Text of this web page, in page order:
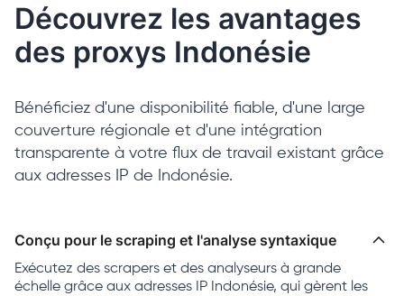
Découvrez les avantages
des proxys Indonésie
Bénéficiez d'une disponibilité fiable, d'une large
couverture régionale et d'une intégration
transparente à votre flux de travail existant grâce
aux adresses IP de Indonésie.
Conçu pour le scraping et l'analyse syntaxique
Exécutez des scrapers et des analyseurs à grande
échelle grâce aux adresses IP Indonésie, qui gèrent les